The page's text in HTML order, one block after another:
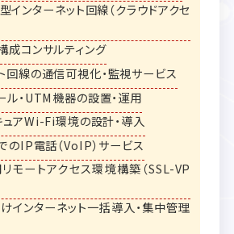
インターネット回線（クラウドアクセ
成コンサルティング
回線の通信可視化・監視サービス
ル・UTM機器の設置・運用
アWi-Fi環境の設計・導入
のIP電話（VoIP）サービス
モートアクセス環境構築（SSL-VP
インターネット一括導入・集中管理